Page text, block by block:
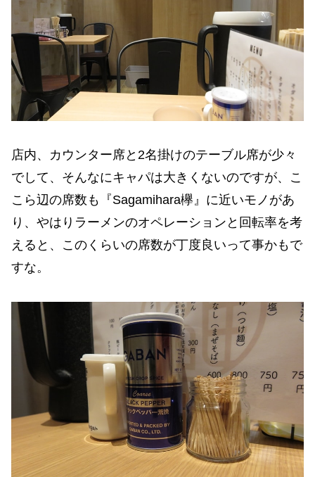
店内、カウンター席と2名掛けのテーブル席が少々
でして、そんなにキャパは大きくないのですが、こ
こら辺の席数も『Sagamihara欅』に近いモノがあ
り、やはりラーメンのオペレーションと回転率を考
えると、このくらいの席数が丁度良いって事かもで
すな。